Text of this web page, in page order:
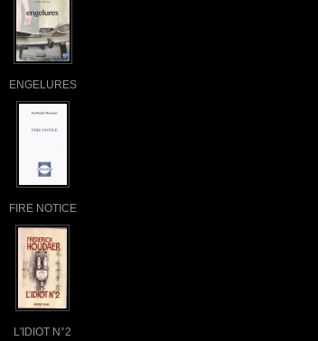
ENGELURES
FIRE NOTICE
L'IDIOT N°2